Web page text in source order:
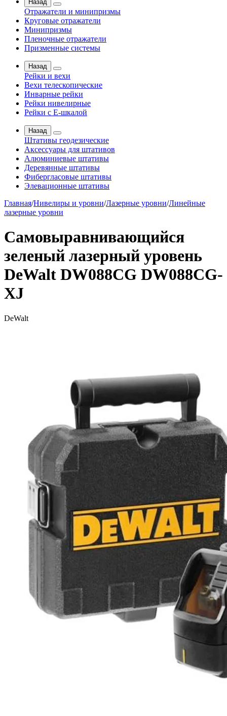
Назад
Отражатели и минипризмы
Круговые отражатели
Минипризмы
Пленочные отражатели
Призменные системы
Назад
Рейки и вехи
Вехи телескопические
Инварные рейки
Рейки нивелирные
Рейки с Е-шкалой
Назад
Штативы геодезические
Аксессуары для штативов
Алюминиевые штативы
Деревянные штативы
Фибергласовые штативы
Элевационные штативы
Главная/Нивелиры и уровни/Лазерные уровни/Линейные
лазерные уровни
Cамовыравнивающийся
зеленый лазерный уровень
DeWalt DW088CG DW088CG-
XJ
DeWalt